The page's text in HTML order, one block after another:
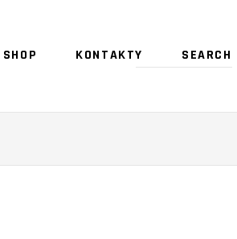
SHOP KONTAKTY
NO PRODUCTS IN THE CART.